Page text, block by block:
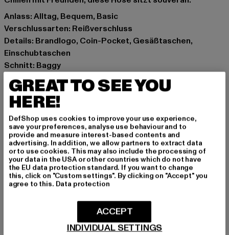
Anlass: Alltag, Bequem, Basic
Verschlussarten: Reißverschluss
Details: Brandlogo, Coin-Pocket, Gesäßtaschen,
Einschubtaschen
Schnitt: Baggy
Marke: Karl Kani
Kat.: Baggys
Farbe: beige
Hersteller Farbe: sand
Materialzusammensetzung: 100% Baumwolle
Art.Nr: 6002650-00208
Hersteller: Urban Styles Agency GmbH & Co. KG |
agentur@urbanstylesagency.com
Schanzenstraße 41 | 51063 Köln | DE
GRÖSSE & PASSFORM
GREAT TO SEE YOU
HERE!
DefShop uses cookies to improve your use experience,
save your preferences, analyse use behaviour and to
provide and measure interest-based contents and
advertising. In addition, we allow partners to extract data
or to use cookies. This may also include the processing of
your data in the USA or other countries which do not have
the EU data protection standard. If you want to change
this, click on "Custom settings". By clicking on "Accept" you
agree to this. Data protection
INDIVIDUAL SETTINGS
ACCEPT